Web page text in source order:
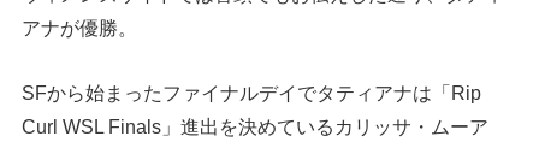
アナが優勝。
SFから始まったファイナルデイでタティアナは「Rip
Curl WSL Finals」進出を決めているカリッサ・ムーア